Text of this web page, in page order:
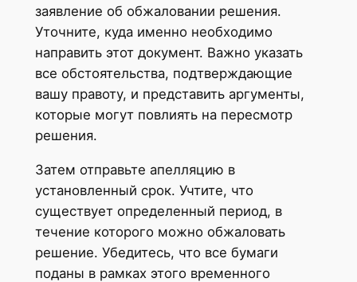
заявление об обжаловании решения.
Уточните, куда именно необходимо
направить этот документ. Важно указать
все обстоятельства, подтверждающие
вашу правоту, и представить аргументы,
которые могут повлиять на пересмотр
решения.
Затем отправьте апелляцию в
установленный срок. Учтите, что
существует определенный период, в
течение которого можно обжаловать
решение. Убедитесь, что все бумаги
поданы в рамках этого временного